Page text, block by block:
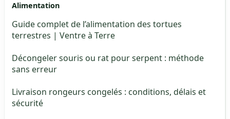
Alimentation
Guide complet de l’alimentation des tortues
terrestres | Ventre à Terre
Décongeler souris ou rat pour serpent : méthode
sans erreur
Livraison rongeurs congelés : conditions, délais et
sécurité